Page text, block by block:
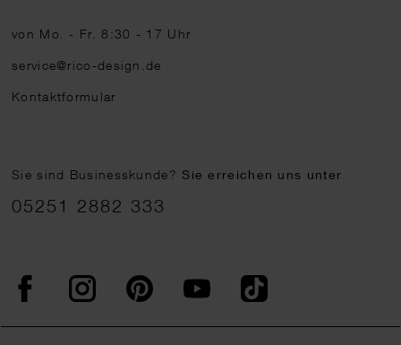
von Mo. - Fr. 8:30 - 17 Uhr
service@rico-design.de
Kontaktformular
Sie sind Businesskunde?Sie erreichen uns unter
05251 2882 333
FacebookInstagram PinterestYouTubeTikTok